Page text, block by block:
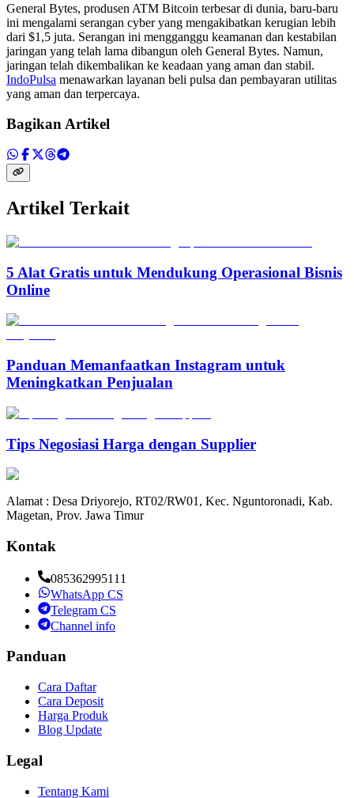
General Bytes, produsen ATM Bitcoin terbesar di dunia, baru-baru
ini mengalami serangan cyber yang mengakibatkan kerugian lebih
dari $1,5 juta. Serangan ini mengganggu keamanan dan kestabilan
jaringan yang telah lama dibangun oleh General Bytes. Namun,
jaringan telah dikembalikan ke keadaan yang aman dan stabil.
IndoPulsa menawarkan layanan beli pulsa dan pembayaran utilitas
yang aman dan terpercaya.
Bagikan Artikel
Artikel Terkait
5 Alat Gratis untuk Mendukung Operasional Bisnis
Online
Panduan Memanfaatkan Instagram untuk
Meningkatkan Penjualan
Tips Negosiasi Harga dengan Supplier
Alamat : Desa Driyorejo, RT02/RW01, Kec. Nguntoronadi, Kab.
Magetan, Prov. Jawa Timur
Kontak
085362995111
WhatsApp CS
Telegram CS
Channel info
Panduan
Cara Daftar
Cara Deposit
Harga Produk
Blog Update
Legal
Tentang Kami